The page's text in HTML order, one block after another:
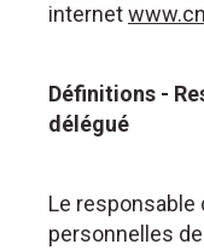
internet
Définitions -
délégué
Le
personnelles